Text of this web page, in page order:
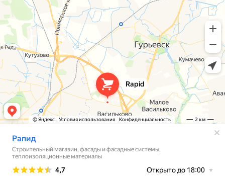
ПОКУПАТЕЛЮ
Каталог товаров
О компании
Оплата и возврат
Контакты
Поставщикам и перевозчикам
Услуги
Розничный отдел:
+7 (4012) 388-824
Отдел оптовых продаж:
+7 (4012) 922-988
sale@rapidkld.ru